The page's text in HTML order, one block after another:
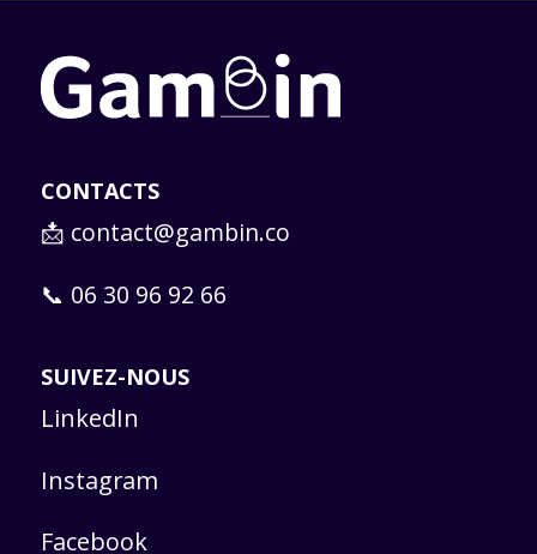
CONTACTS
📩 contact@gambin.co
📞 06 30 96 92 66
SUIVEZ-NOUS
LinkedIn
Instagram
Facebook